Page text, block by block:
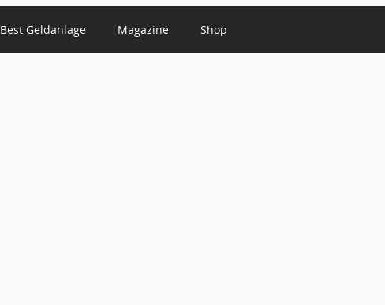
Best Geldanlage Magazine Shop